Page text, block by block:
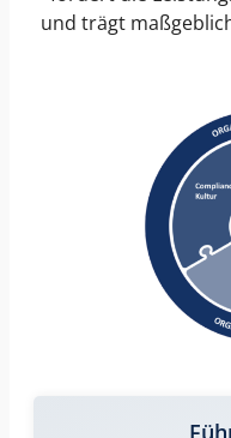
und trägt